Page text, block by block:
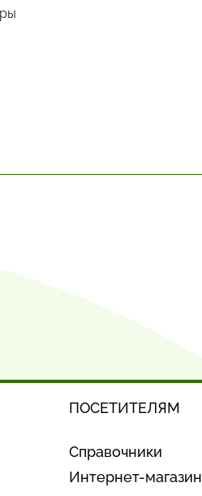
ПОСЕТИТЕЛЯМ
Справочники
Интернет-магазин